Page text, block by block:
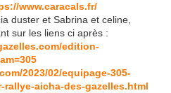
www.caracals.fr/
duster et Sabrina et celine,
sur les liens ci après :
edition-
2023/02/equipage-305-
aicha-des-gazelles.html